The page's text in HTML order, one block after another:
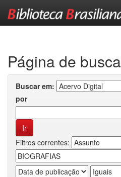
Página de busca
Buscar em:
por
Filtros correntes: